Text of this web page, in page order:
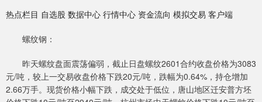
热点栏目 自选股 数据中心 行情中心 资金流向 模拟交易 客户端
螺纹钢：
昨天螺纹盘面震荡偏弱，截止日盘螺纹2601合约收盘价格为3083
元/吨，较上一交易收盘价格下跌20元/吨，跌幅为0.64%，持仓增加
2.66万手。现货价格小幅下跌，成交处于低位，唐山地区迁安普方坯